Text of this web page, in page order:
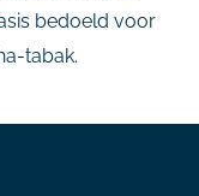
bedoeld voor
tabak.